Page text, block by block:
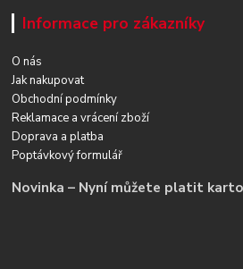
Informace pro zákazníky
O nás
Jak nakupovat
Obchodní podmínky
Reklamace a vrácení zboží
Doprava a platba
Poptávkový formulář
Novinka – Nyní můžete platit